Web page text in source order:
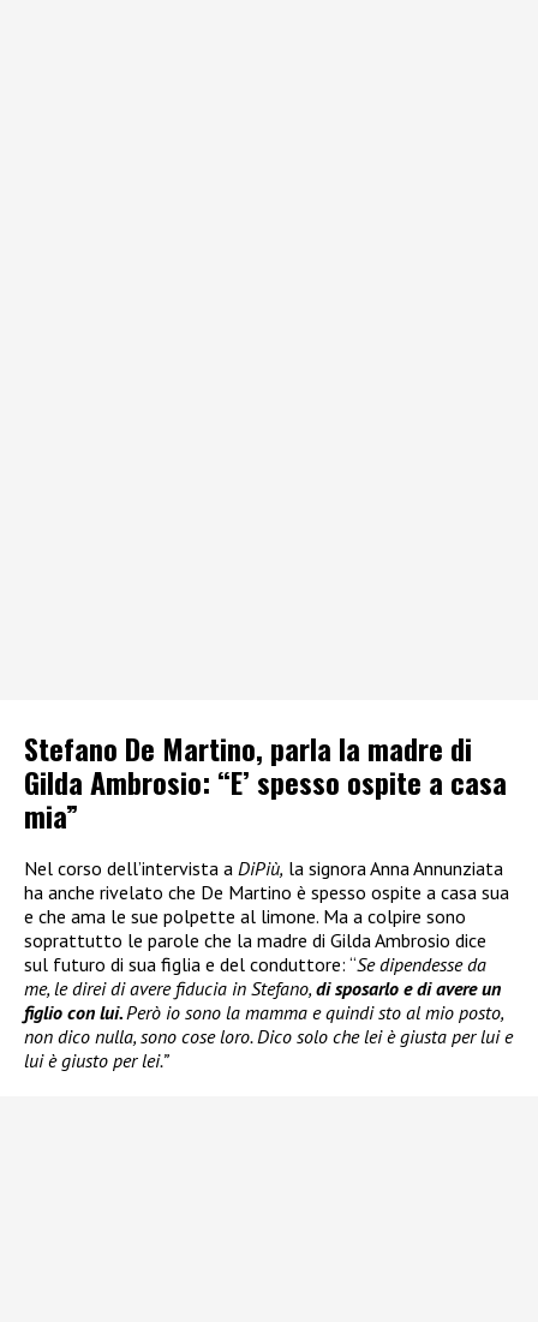
Stefano De Martino, parla la madre di
Gilda Ambrosio: “E’ spesso ospite a casa
mia”
Nel corso dell’intervista a DiPiù, la signora Anna Annunziata
ha anche rivelato che De Martino è spesso ospite a casa sua
e che ama le sue polpette al limone. Ma a colpire sono
soprattutto le parole che la madre di Gilda Ambrosio dice
sul futuro di sua figlia e del conduttore: “Se dipendesse da
me, le direi di avere fiducia in Stefano, di sposarlo e di avere un
figlio con lui.Però io sono la mamma e quindi sto al mio posto,
non dico nulla, sono cose loro. Dico solo che lei è giusta per lui e
lui è giusto per lei.”